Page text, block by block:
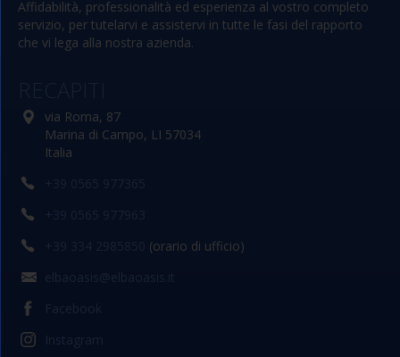
Affidabilità, professionalità ed esperienza al vostro completo
servizio, per tutelarvi e assistervi in tutte le fasi del rapporto
che vi lega alla nostra azienda.
via Roma, 87
Marina di Campo, LI 57034
Italia
(orario di ufficio)